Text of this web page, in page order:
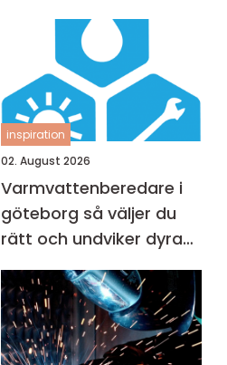
inspiration
02. August 2026
Varmvattenberedare i
göteborg så väljer du
rätt och undviker dyra
misstag